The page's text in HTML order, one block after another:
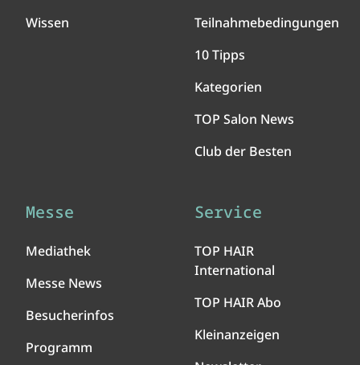
Wissen
Teilnahmebedingungen
10 Tipps
Kategorien
TOP Salon News
Club der Besten
Messe
Mediathek
Messe News
Besucherinfos
Programm
Service
TOP HAIR
International
TOP HAIR Abo
Kleinanzeigen